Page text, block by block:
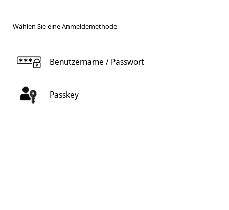
Wählen Sie eine Anmeldemethode
Benutzername / Passwort
Passkey